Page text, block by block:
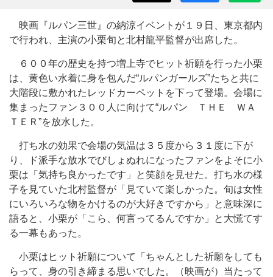
映画『ルパン三世』の納涼イベントが１９日、東京都内
で行われ、主演の小栗旬と北村龍平監督が出席した。
６００年の歴史を持つ増上寺でヒット祈願を行った小栗
は、黄色い水着に身を包んだ“ルパンガールズ”たちと共に
大階段に敷かれたレッドカーペットを下って登場。会場に
集まったファン３００人に向けて“ルパン ＴＨＥ ＷＡ
ＴＥＲ”を放水した。
打ち水の効果で会場の気温は３５度から３１度に下が
り、ド派手な放水でびしょぬれになったファンをよそに小
栗は「気持ち良かったです」と笑顔を見せた。打ち水の様
子を見ていた北村監督が「見ていて楽しかった。旬は女性
にいろいろな物をかけるのが大好きですから」と意味深に
語ると、小栗が「こら、何言ってるんですか」と大慌てす
る一幕もあった。
小栗はヒット祈願について「ちゃんとした祈願をしても
らって、身の引き締まる思いでした。（映画が）当たって